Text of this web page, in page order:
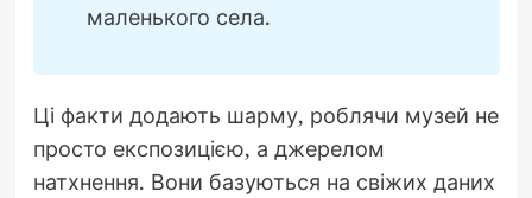
маленького села.
Ці факти додають шарму, роблячи музей не
просто експозицією, а джерелом
натхнення. Вони базуються на свіжих даних